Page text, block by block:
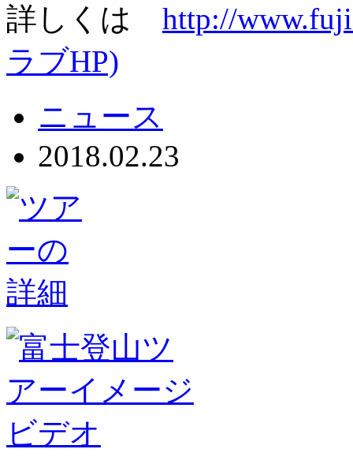
詳しくは http://
ラブHP)
ニュース
2018.02.23